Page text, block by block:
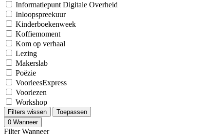
Informatiepunt Digitale Overheid
Inloopspreekuur
Kinderboekenweek
Koffiemoment
Kom op verhaal
Lezing
Makerslab
Poëzie
VoorleesExpress
Voorlezen
Workshop
Filters wissen
Toepassen
0 Wanneer
Filter Wanneer